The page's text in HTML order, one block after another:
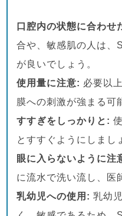
口腔内の状態に合わせ
合や、敏感肌の人は、
が良いでしょう。
使用量に注意: 必要以
膜への刺激が強まる可
すすぎをしっかりと:
とすすぐようにしまし
眼に入らないように注
に流水で洗い流し、医
乳幼児への使用: 乳幼